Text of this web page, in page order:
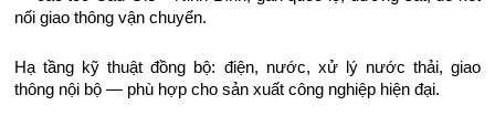
nối giao thông vận chuyển.
Hạ tầng kỹ thuật đồng bộ: điện, nước, xử lý nước thải, giao
thông nội bộ — phù hợp cho sản xuất công nghiệp hiện đại.